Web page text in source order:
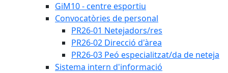
GiM10 - centre esportiu
Convocatòries de personal
PR26-01 Netejadors/res
PR26-02 Direcció d'àrea
PR26-03 Peó especialitzat/da de neteja
Sistema intern d'informació